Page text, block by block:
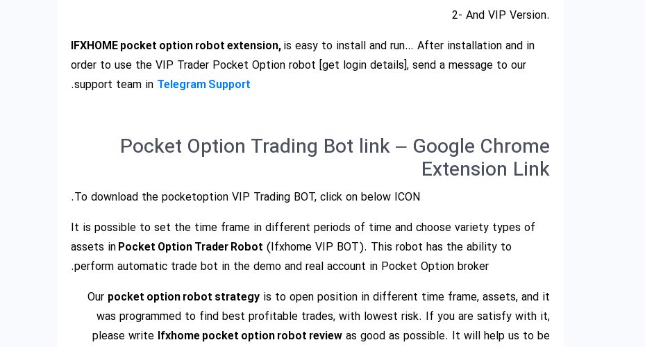
2- And VIP Version.
IFXHOME pocket option robot extension,is easy to install and run… After installation and in
order to use the VIP Trader Pocket Option robot [get login details], send a message to our
support team in Telegram Support
.
Pocket Option Trading Bot link – Google Chrome
Extension Link
To download the pocketoption VIP Trading BOT, click on below ICON.
It is possible to set the time frame in different periods of time and choose variety types of
assets inPocket Option Trader Robot (Ifxhome VIP BOT). This robot has the ability to
perform automatic trade bot in the demo and real account in Pocket Option broker.
Our pocket option robot strategy is to open position in different time frame, assets, and it
was programmed to find best profitable trades, with lowest risk. If you are satisfy with it,
please write Ifxhome pocket option robot review as good as possible. It will help us to be